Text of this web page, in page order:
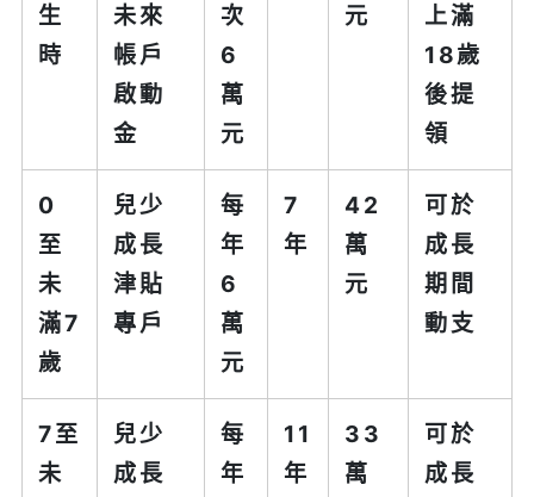
生
時
未來
帳戶
啟動
金
次
6
萬
元
元
上滿
18歲
後提
領
0
至
未
滿7
歲
兒少
成長
津貼
專戶
每
年
6
萬
元
7
年
42
萬
元
可於
成長
期間
動支
7至
未
兒少
成長
每
年
11
年
33
萬
可於
成長